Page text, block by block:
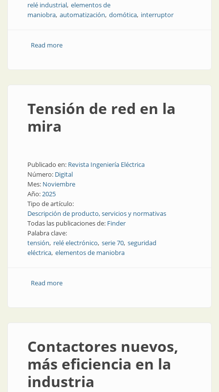
relé industrial elementos de
maniobra automatización domótica interruptor
Read moreabout El relé del tren
Tensión de red en la
mira
Publicado en: Revista Ingeniería Eléctrica
Número: Digital
Mes: Noviembre
Año:2025
Tipo de artículo:
Descripción de producto, servicios y normativas
Todas las publicaciones de: Finder
Palabra clave:
tensión relé electrónico serie 70 seguridad
eléctrica elementos de maniobra
Read moreabout Tensión de red en la mira
Contactores nuevos,
más eficiencia en la
industria